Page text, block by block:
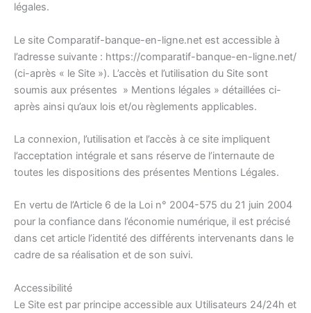
légales.
Le site Comparatif-banque-en-ligne.net est accessible à
l’adresse suivante : https://comparatif-banque-en-ligne.net/
(ci-après « le Site »). L’accès et l’utilisation du Site sont
soumis aux présentes » Mentions légales » détaillées ci-
après ainsi qu’aux lois et/ou règlements applicables.
La connexion, l’utilisation et l’accès à ce site impliquent
l’acceptation intégrale et sans réserve de l’internaute de
toutes les dispositions des présentes Mentions Légales.
En vertu de l’Article 6 de la Loi n° 2004-575 du 21 juin 2004
pour la confiance dans l’économie numérique, il est précisé
dans cet article l’identité des différents intervenants dans le
cadre de sa réalisation et de son suivi.
Accessibilité
Le Site est par principe accessible aux Utilisateurs 24/24h et